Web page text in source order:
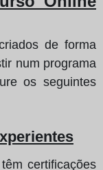
de forma
num programa
os seguintes
certificações